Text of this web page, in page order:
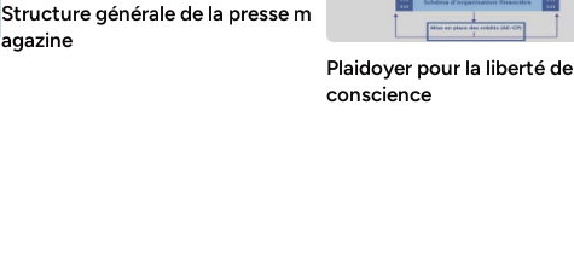
Structure générale de la presse m
agazine
Plaidoyer pour la liberté de
conscience